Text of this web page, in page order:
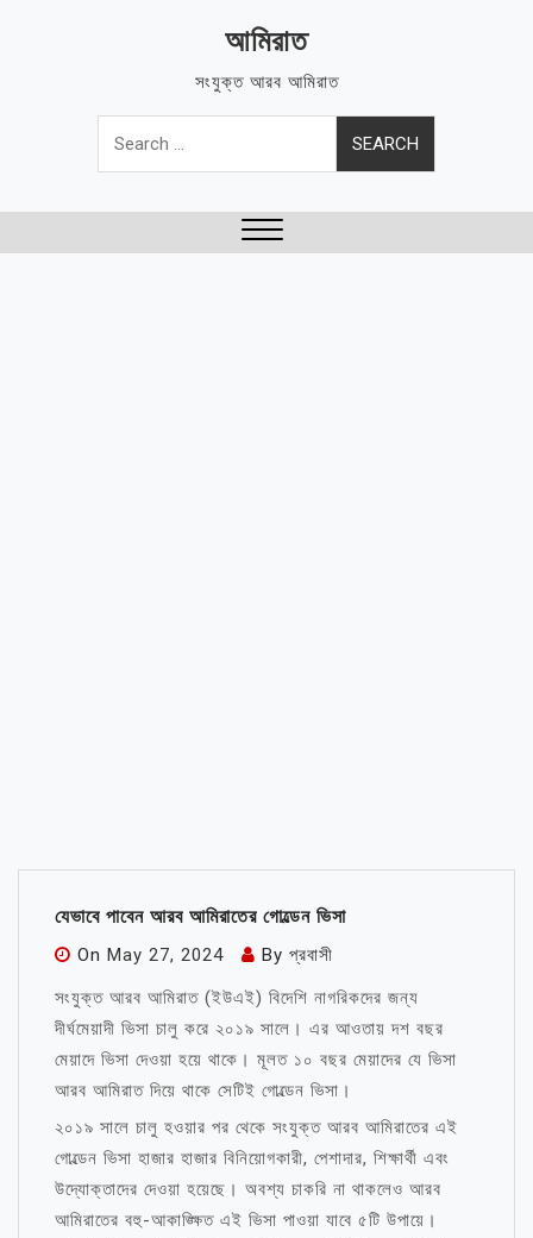
আমিরাত
সংযুক্ত আরব আমিরাত
Search
for:
যেভাবে পাবেন আরব আমিরাতের গোল্ডেন ভিসা
On May 27, 2024 By প্রবাসী
সংযুক্ত আরব আমিরাত (ইউএই) বিদেশি নাগরিকদের জন্য
দীর্ঘমেয়াদী ভিসা চালু করে ২০১৯ সালে। এর আওতায় দশ বছর
মেয়াদে ভিসা দেওয়া হয়ে থাকে। মূলত ১০ বছর মেয়াদের যে ভিসা
আরব আমিরাত দিয়ে থাকে সেটিই গোল্ডেন ভিসা।
২০১৯ সালে চালু হওয়ার পর থেকে সংযুক্ত আরব আমিরাতের এই
গোল্ডেন ভিসা হাজার হাজার বিনিয়োগকারী, পেশাদার, শিক্ষার্থী এবং
উদ্যোক্তাদের দেওয়া হয়েছে। অবশ্য চাকরি না থাকলেও আরব
আমিরাতের বহু-আকাঙ্ক্ষিত এই ভিসা পাওয়া যাবে ৫টি উপায়ে।